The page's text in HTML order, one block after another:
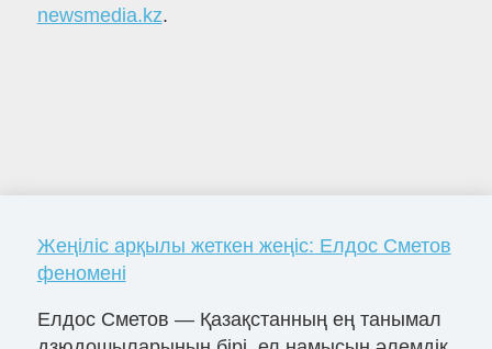
newsmedia.kz.
Жеңіліс арқылы жеткен жеңіс: Елдос Сметов
феномені
Елдос Сметов — Қазақстанның ең танымал